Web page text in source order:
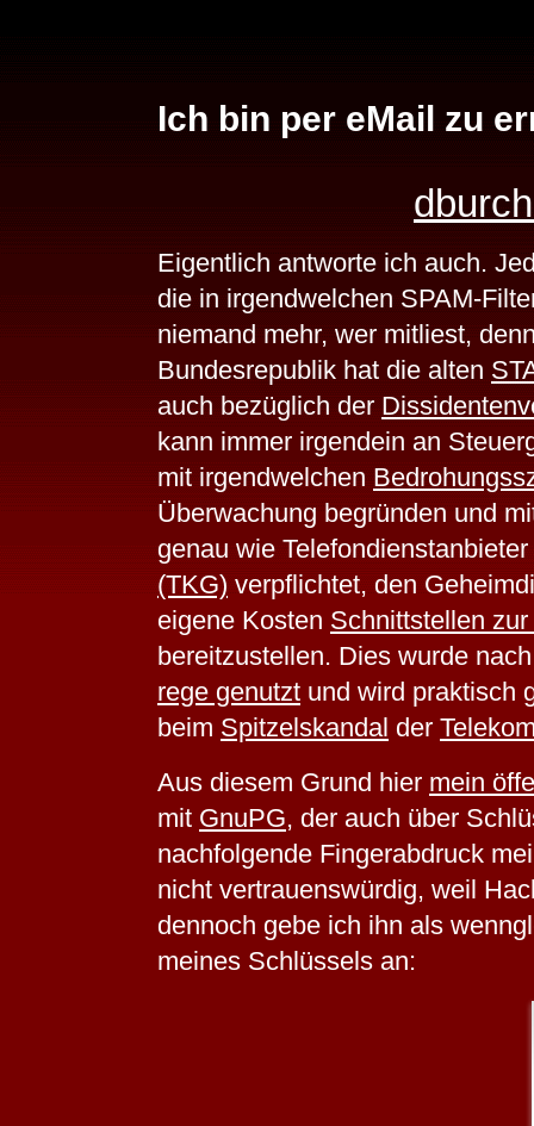
Ich bin per eMail zu
Eigentlich antworte ich auch.
die in irgendwelchen SPAM-
niemand mehr, wer mitliest,
Bundesrepublik hat die alten
auch bezüglich der
kann immer irgendein an
mit irgendwelchen
Überwachung begründen und
genau wie
(TKG) verpflichtet, den
eigene Kosten Schnittstellen
bereitzustellen. Dies wurde
rege genutzt und wird praktisch
beim Spitzelskandal der
Aus diesem Grund hier mein
mit GnuPG, der auch über
nachfolgende Fingerabdruck
nicht vertrauenswürdig, weil
dennoch gebe ich ihn als
meines Schlüssels an: